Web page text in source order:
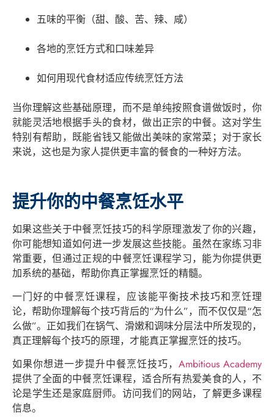
五味的平衡（甜、酸、苦、辣、咸）
各地的烹饪方式和口味差异
如何用现代食材适应传统烹饪方法
当你理解这些基础原理，而不是单纯按照食谱做饭时，你
就能灵活地根据手头的食材，做出正宗的中餐。这对学生
特别有帮助，既能省钱又能做出美味的家常菜；对于家长
来说，这也是为家人提供更丰富的餐食的一种好方法。
提升你的中餐烹饪水平
如果这些关于中餐烹饪技巧的科学原理激发了你的兴趣，
你可能想知道如何进一步发展这些技能。虽然在家练习非
常重要，但通过正规的中餐烹饪课程学习，能为你提供更
加系统的基础，帮助你真正掌握烹饪的精髓。
一门好的中餐烹饪课程，应该能平衡技术技巧和烹饪理
论，帮助你理解每个技巧背后的“为什么”，而不仅仅是“怎
么做”。正如我们在锅气、滑嫩和调味分层法中所发现的，
真正理解每个技巧的原理，才能真正掌握烹饪的技巧。
如果你想进一步提升中餐烹饪技巧， Ambitious Academy
提供了全面的中餐烹饪课程，适合所有热爱美食的人，不
论是学生还是家庭厨师。访问我们的网站，了解更多课程
信息。